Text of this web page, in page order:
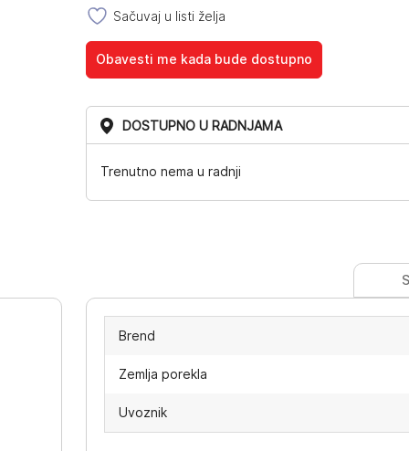
Sačuvaj u listi želja
Obavesti me kada bude dostupno
DOSTUPNO U RADNJAMA
Trenutno nema u radnji
Brend
Zemlja porekla
Uvoznik